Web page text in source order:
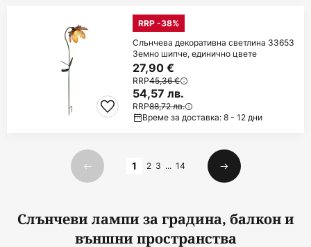
RRP -38%
Слънчева декоративна светлина 33653
Земно шипче, единично цвете
27,90 €
RRP45,36 €
54,57 лв.
RRP88,72 лв.
Време за доставка: 8 - 12 дни
Предишна
1 2 3 ... 14
Следваща
Слънчеви лампи за градина, балкон и
външни пространства